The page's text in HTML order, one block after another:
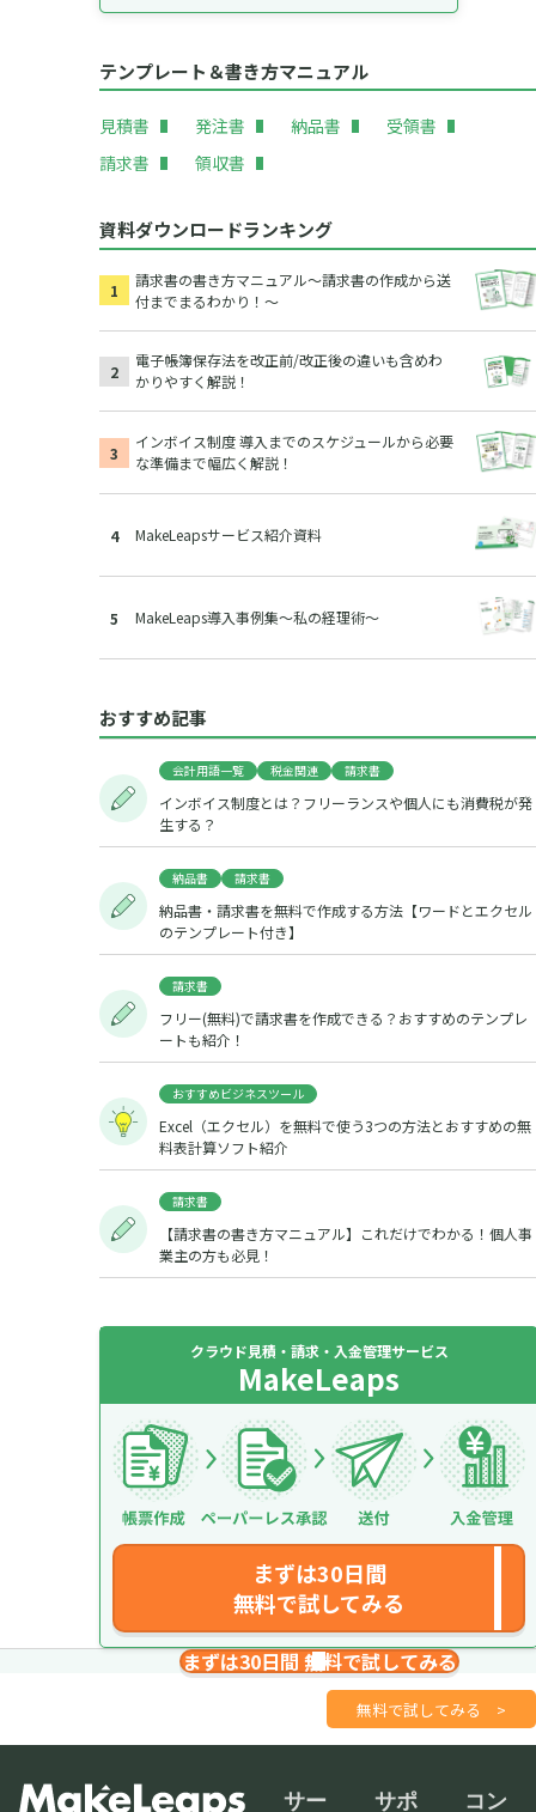
テンプレート＆書き方マニュアル
見積書 発注書 納品書
受領書
請求書
領収書
資料ダウンロードランキング
請求書の書き方マニュアル～請求書の作成から送
付までまるわかり！～
電子帳簿保存法を改正前/改正後の違いも含めわ
かりやすく解説！
インボイス制度 導入までのスケジュールから必要
な準備まで幅広く解説！
MakeLeapsサービス紹介資料
MakeLeaps導入事例集～私の経理術～
おすすめ記事
会計用語一覧 税金関連 請求書
インボイス制度とは？フリーランスや個人にも消費税が発
生する？
納品書 請求書
納品書・請求書を無料で作成する方法【ワードとエクセル
のテンプレート付き】
請求書
フリー(無料)で請求書を作成できる？おすすめのテンプレ
ートも紹介！
おすすめビジネスツール
Excel（エクセル）を無料で使う3つの方法とおすすめの無
料表計算ソフト紹介
請求書
【請求書の書き方マニュアル】これだけでわかる！個人事
業主の方も必見！
クラウド見積・請求・入金管理サービス
MakeLeaps
まずは30日間
無料で試してみる
まずは30日間 無料で試してみる
無料で試してみる >
サー サポ コン